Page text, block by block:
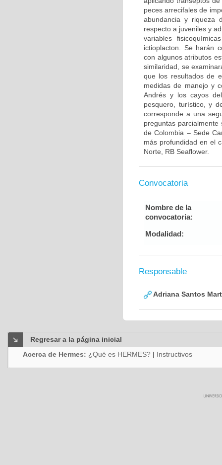
peces arrecifales de
abundancia y riqueza
respecto a juveniles y
variables
ictioplacton. Se harán
con algunos atributos
similaridad, se
que los resultados de
medidas de manejo y
Andrés y los cayos
pesquero, turístico, y
corresponde a una
preguntas
de Colombia – Sede
más profundidad en el
Norte, RB Seaflower.
Convocatoria
Nombre de la
convocatoria:
Modalidad:
Responsable
Adriana Santos
Regresar a la página inicial
Acerca de Hermes: ¿Qué es HERMES? | Instructivos